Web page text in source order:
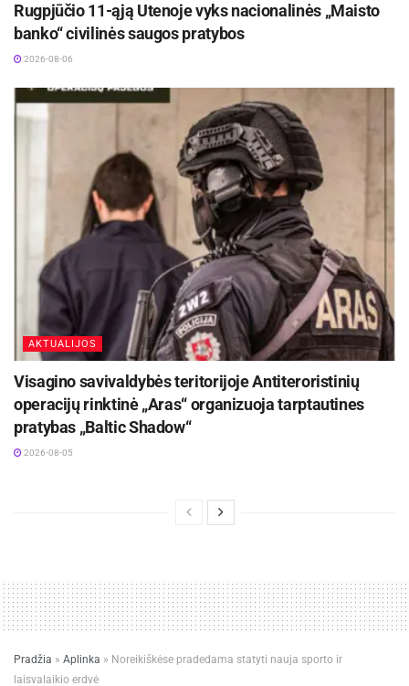
Rugpjūčio 11-ąją Utenoje vyks nacionalinės „Maisto
banko“ civilinės saugos pratybos
2026-08-06
AKTUALIJOS
Visagino savivaldybės teritorijoje Antiteroristinių
operacijų rinktinė „Aras“ organizuoja tarptautines
pratybas „Baltic Shadow“
2026-08-05
Pradžia » Aplinka » Noreikiškėse pradedama statyti nauja sporto ir
laisvalaikio erdvė